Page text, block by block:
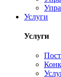
Услуги
Услуги